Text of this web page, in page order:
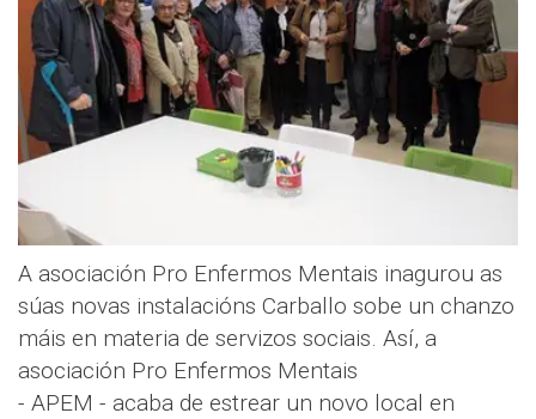
A asociación Pro Enfermos Mentais inagurou as
súas novas instalacións Carballo sobe un chanzo
máis en materia de servizos sociais. Así, a
asociación Pro Enfermos Mentais
- APEM - acaba de estrear un novo local en